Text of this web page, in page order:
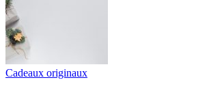
Cadeaux originaux